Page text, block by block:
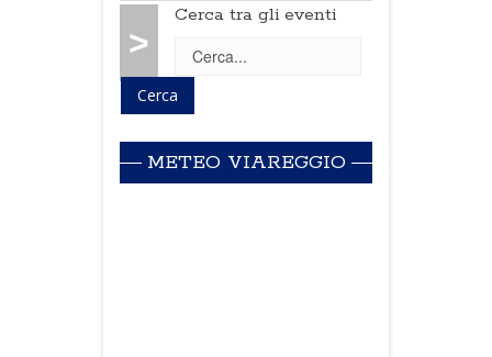
>
Cerca tra gli eventi
METEO VIAREGGIO